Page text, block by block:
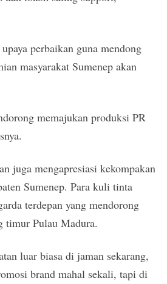
perbaikan guna mendong
masyarakat Sumenep akan
memajukan produksi PR
juga mengapresiasi kekompakan
Sumenep. Para kuli tinta
terdepan yang mendorong
timur Pulau Madura.
luar biasa di jaman sekarang,
brand mahal sekali, tapi di